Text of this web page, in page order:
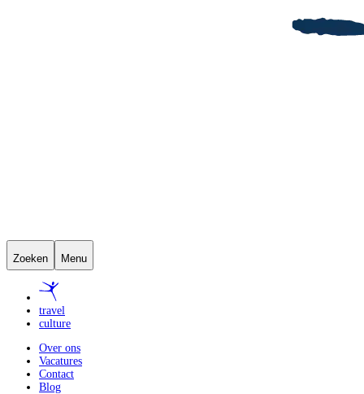
Zoeken Menu
travel
culture
Over ons
Vacatures
Contact
Blog